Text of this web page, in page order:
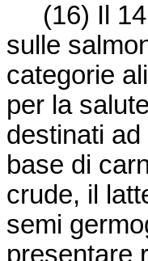
(16) Il
sulle
categorie
per la
destinati
base di
crude, il
semi
presentare